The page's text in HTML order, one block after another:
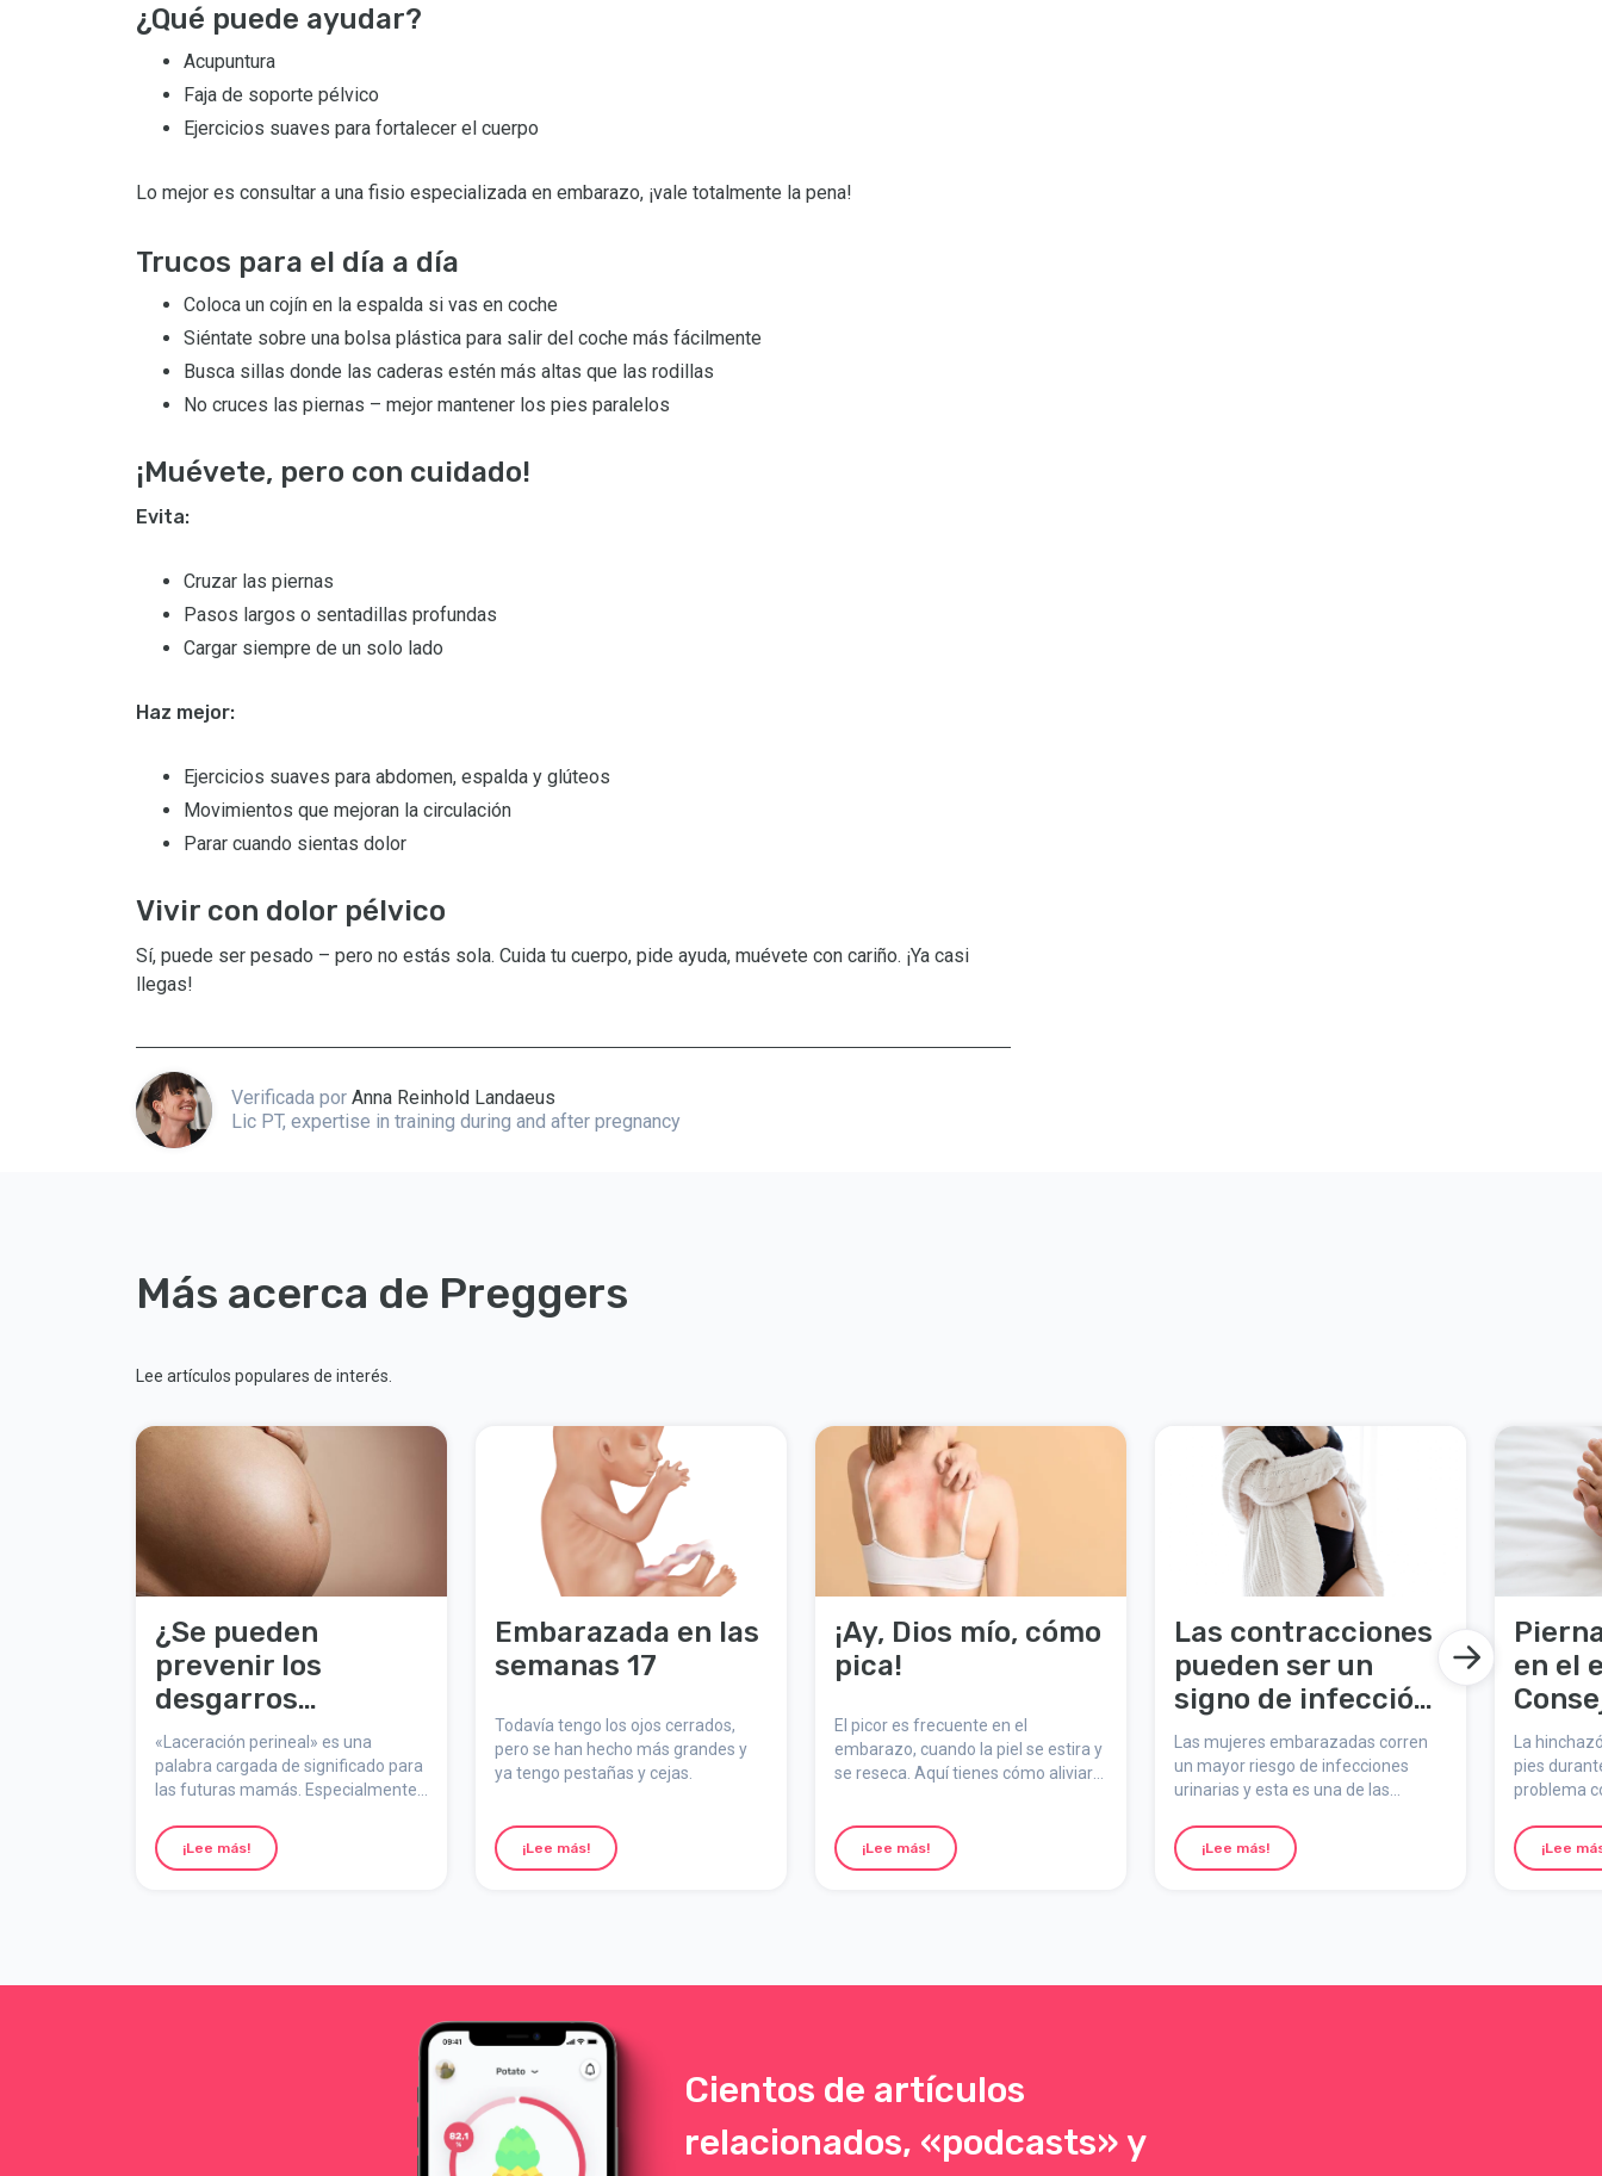
¿Qué puede ayudar?
Acupuntura
Faja de soporte pélvico
Ejercicios suaves para fortalecer el cuerpo
Lo mejor es consultar a una fisio especializada en embarazo, ¡vale totalmente la pena!
Trucos para el día a día
Coloca un cojín en la espalda si vas en coche
Siéntate sobre una bolsa plástica para salir del coche más fácilmente
Busca sillas donde las caderas estén más altas que las rodillas
No cruces las piernas – mejor mantener los pies paralelos
¡Muévete, pero con cuidado!
Evita:
Cruzar las piernas
Pasos largos o sentadillas profundas
Cargar siempre de un solo lado
Haz mejor:
Ejercicios suaves para abdomen, espalda y glúteos
Movimientos que mejoran la circulación
Parar cuando sientas dolor
Vivir con dolor pélvico
Sí, puede ser pesado – pero no estás sola. Cuida tu cuerpo, pide ayuda, muévete con cariño. ¡Ya casi
llegas!
Verificada por Anna Reinhold Landaeus
Lic PT, expertise in training during and after pregnancy
Más acerca de Preggers
Lee artículos populares de interés.
¿Se pueden
prevenir los
desgarros
vaginales durante
el parto?
«Laceración perineal» es una
palabra cargada de significado para
las futuras mamás. Especialmente,
ella como «desgarro».
¡Lee más!
Embarazada en las
semanas 17
Todavía tengo los ojos cerrados,
pero se han hecho más grandes y
ya tengo pestañas y cejas.
¡Lee más!
¡Ay, Dios mío, cómo
pica!
El picor es frecuente en el
embarazo, cuando la piel se estira y
se reseca. Aquí tienes cómo aliviar
¡Lee más!
Las contracciones
pueden ser un
signo de infección
urinaria
Las mujeres embarazadas corren
un mayor riesgo de infecciones
urinarias y esta es una de las
durante el embarazo.
¡Lee más!
en el
La
pies
problema
hinchazón
cualquier
¡Lee
Cientos de artículos
relacionados, «podcasts» y